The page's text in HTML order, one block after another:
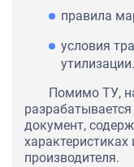
правила
условия
утилизации.
Помимо ТУ,
документ,
характеристиках
производителя.